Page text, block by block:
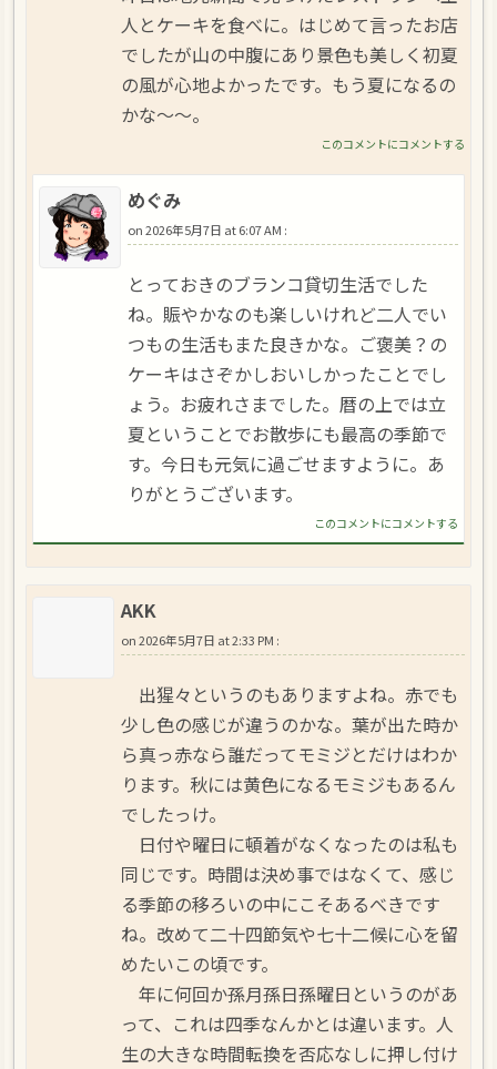
人とケーキを食べに。はじめて言ったお店
でしたが山の中腹にあり景色も美しく初夏
の風が心地よかったです。もう夏になるの
かな～～。
このコメントにコメントする
めぐみ
on2026年5月7日 at 6:07 AM :
とっておきのブランコ貸切生活でした
ね。賑やかなのも楽しいけれど二人でい
つもの生活もまた良きかな。ご褒美？の
ケーキはさぞかしおいしかったことでし
ょう。お疲れさまでした。暦の上では立
夏ということでお散歩にも最高の季節で
す。今日も元気に過ごせますように。あ
りがとうございます。
このコメントにコメントする
AKK
on2026年5月7日 at 2:33 PM :
出猩々というのもありますよね。赤でも
少し色の感じが違うのかな。葉が出た時か
ら真っ赤なら誰だってモミジとだけはわか
ります。秋には黄色になるモミジもあるん
でしたっけ。
日付や曜日に頓着がなくなったのは私も
同じです。時間は決め事ではなくて、感じ
る季節の移ろいの中にこそあるべきです
ね。改めて二十四節気や七十二候に心を留
めたいこの頃です。
年に何回か孫月孫日孫曜日というのがあ
って、これは四季なんかとは違います。人
生の大きな時間転換を否応なしに押し付け